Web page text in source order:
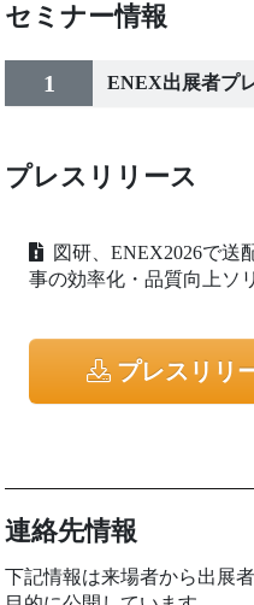
セミナー情報
1 ENEX出展者プ
プレスリリース
図研、ENEX2026で送
事の効率化・品質向上ソ
プレスリリ
連絡先情報
下記情報は来場者から出展